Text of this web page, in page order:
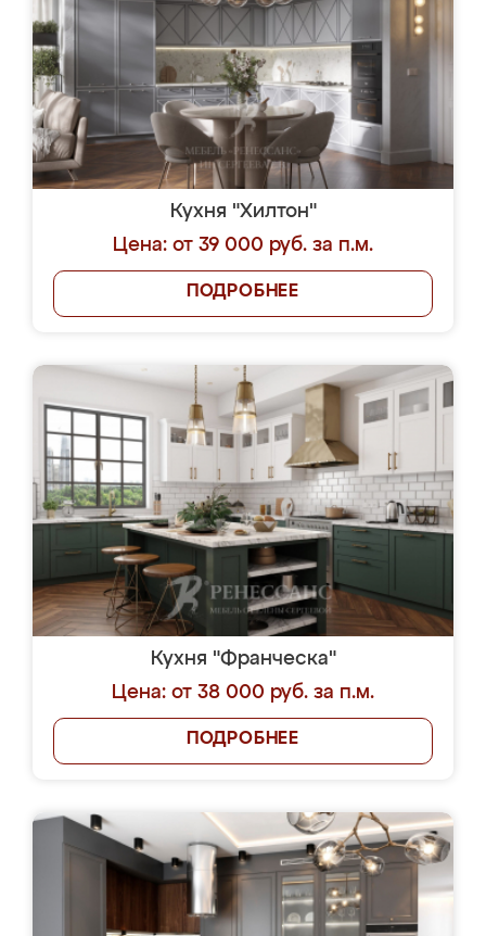
Кухня "Хилтон"
Цена: от 39 000 руб. за п.м.
ПОДРОБНЕЕ
Кухня "Франческа"
Цена: от 38 000 руб. за п.м.
ПОДРОБНЕЕ